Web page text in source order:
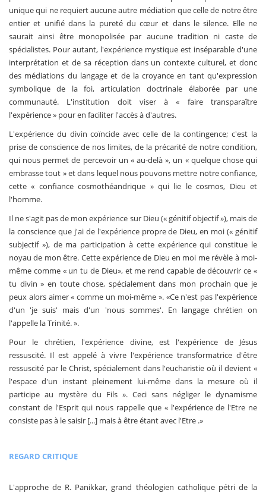
unique qui ne requiert aucune autre médiation que celle de notre être
entier et unifié dans la pureté du cœur et dans le silence. Elle ne
saurait ainsi être monopolisée par aucune tradition ni caste de
spécialistes. Pour autant, l'expérience mystique est inséparable d'une
interprétation et de sa réception dans un contexte culturel, et donc
des médiations du langage et de la croyance en tant qu'expression
symbolique de la foi, articulation doctrinale élaborée par une
communauté. L'institution doit viser à « faire transparaître
l'expérience » pour en faciliter l'accès à d'autres.
L'expérience du divin coïncide avec celle de la contingence; c'est la
prise de conscience de nos limites, de la précarité de notre condition,
qui nous permet de percevoir un « au-delà », un « quelque chose qui
embrasse tout » et dans lequel nous pouvons mettre notre confiance,
cette « confiance cosmothéandrique » qui lie le cosmos, Dieu et
l'homme.
Il ne s'agit pas de mon expérience sur Dieu (« génitif objectif »), mais de
la conscience que j'ai de l'expérience propre de Dieu, en moi (« génitif
subjectif »), de ma participation à cette expérience qui constitue le
noyau de mon être. Cette expérience de Dieu en moi me révèle à moi-
même comme « un tu de Dieu», et me rend capable de découvrir ce «
tu divin » en toute chose, spécialement dans mon prochain que je
peux alors aimer « comme un moi-même ». «Ce n'est pas l'expérience
d'un 'je suis' mais d'un 'nous sommes'. En langage chrétien on
l'appelle la Trinité. ».
Pour le chrétien, l'expérience divine, est l'expérience de Jésus
ressuscité. Il est appelé à vivre l'expérience transformatrice d'être
ressuscité par le Christ, spécialement dans l'eucharistie où il devient «
l'espace d'un instant pleinement lui-même dans la mesure où il
participe au mystère du Fils ». Ceci sans négliger le dynamisme
constant de l'Esprit qui nous rappelle que « l'expérience de l'Etre ne
consiste pas à le saisir [...] mais à être étant avec l'Etre .»
REGARD CRITIQUE
L'approche de R. Panikkar, grand théologien catholique pétri de la